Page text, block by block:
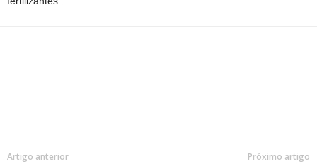
Artigo anterior Próximo artigo